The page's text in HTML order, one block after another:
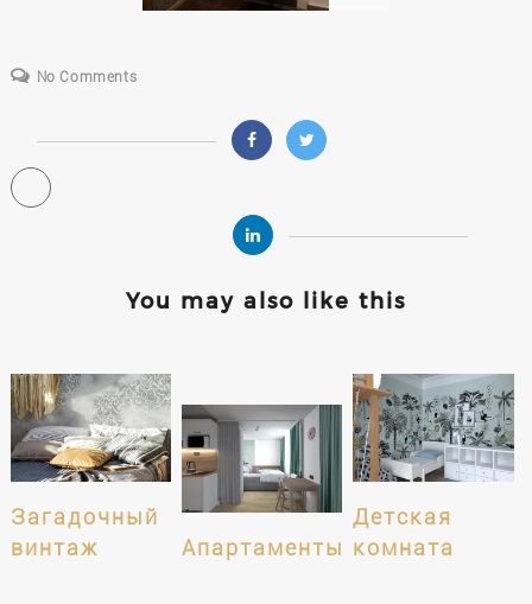
No Comments
You may also like this
Загадочный
винтаж
Апартаменты
Детская
комната